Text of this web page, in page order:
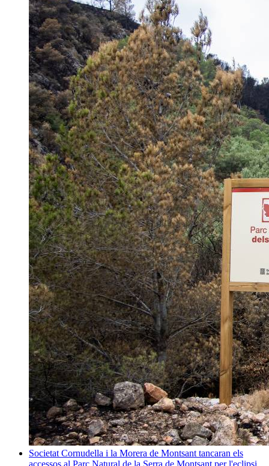
Societat Cornudella i la Morera de Montsant tancaran els
accessos al Parc Natural de la Serra de Montsant per l'eclipsi